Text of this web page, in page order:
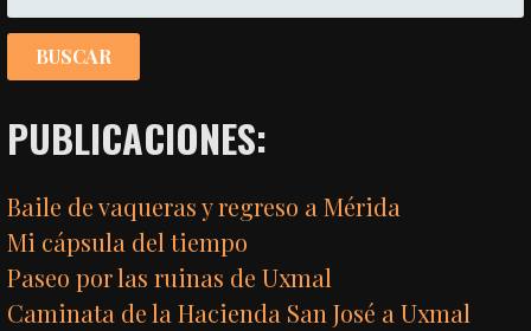
PUBLICACIONES:
Baile de vaqueras y regreso a Mérida
Mi cápsula del tiempo
Paseo por las ruinas de Uxmal
Caminata de la Hacienda San José a Uxmal